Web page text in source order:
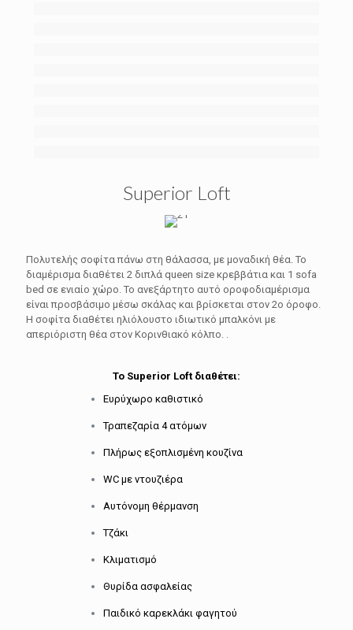
Superior Loft
Πολυτελής σοφίτα πάνω στη θάλασσα, με μοναδική θέα. Το
διαμέρισμα διαθέτει 2 διπλά queen size κρεββάτια και 1 sofa
bed σε ενιαίο χώρο. Το ανεξάρτητο αυτό οροφοδιαμέρισμα
είναι προσβάσιμο μέσω σκάλας και βρίσκεται στον 2ο όροφο.
Η σοφίτα διαθέτει ηλιόλουστο ιδιωτικό μπαλκόνι με
απεριόριστη θέα στον Κορινθιακό κόλπο. .
Το Superior Loft διαθέτει:
Ευρύχωρο καθιστικό
Τραπεζαρία 4 ατόμων
Πλήρως εξοπλισμένη κουζίνα
WC με ντουζιέρα
Αυτόνομη θέρμανση
Τζάκι
Κλιματισμό
Θυρίδα ασφαλείας
Παιδικό καρεκλάκι φαγητού